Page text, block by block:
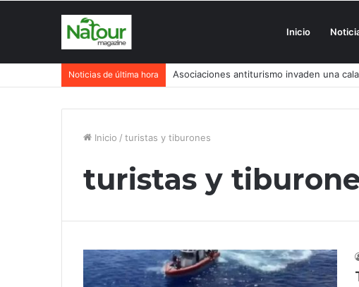
Inicio
Noticias de última hora Asociaciones antiturismo invaden una
Inicio / turistas y tiburones
turistas y